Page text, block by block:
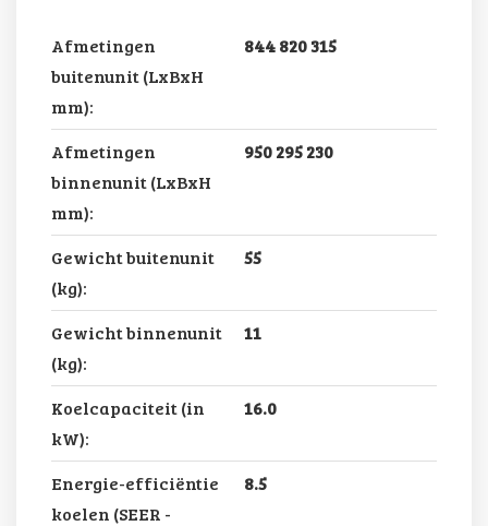
Afmetingen
buitenunit (LxBxH
mm):
844 820 315
Afmetingen
binnenunit (LxBxH
mm):
950 295 230
Gewicht buitenunit
(kg):
55
Gewicht binnenunit
(kg):
11
Koelcapaciteit (in
kW):
16.0
Energie-efficiëntie
koelen (SEER -
8.5